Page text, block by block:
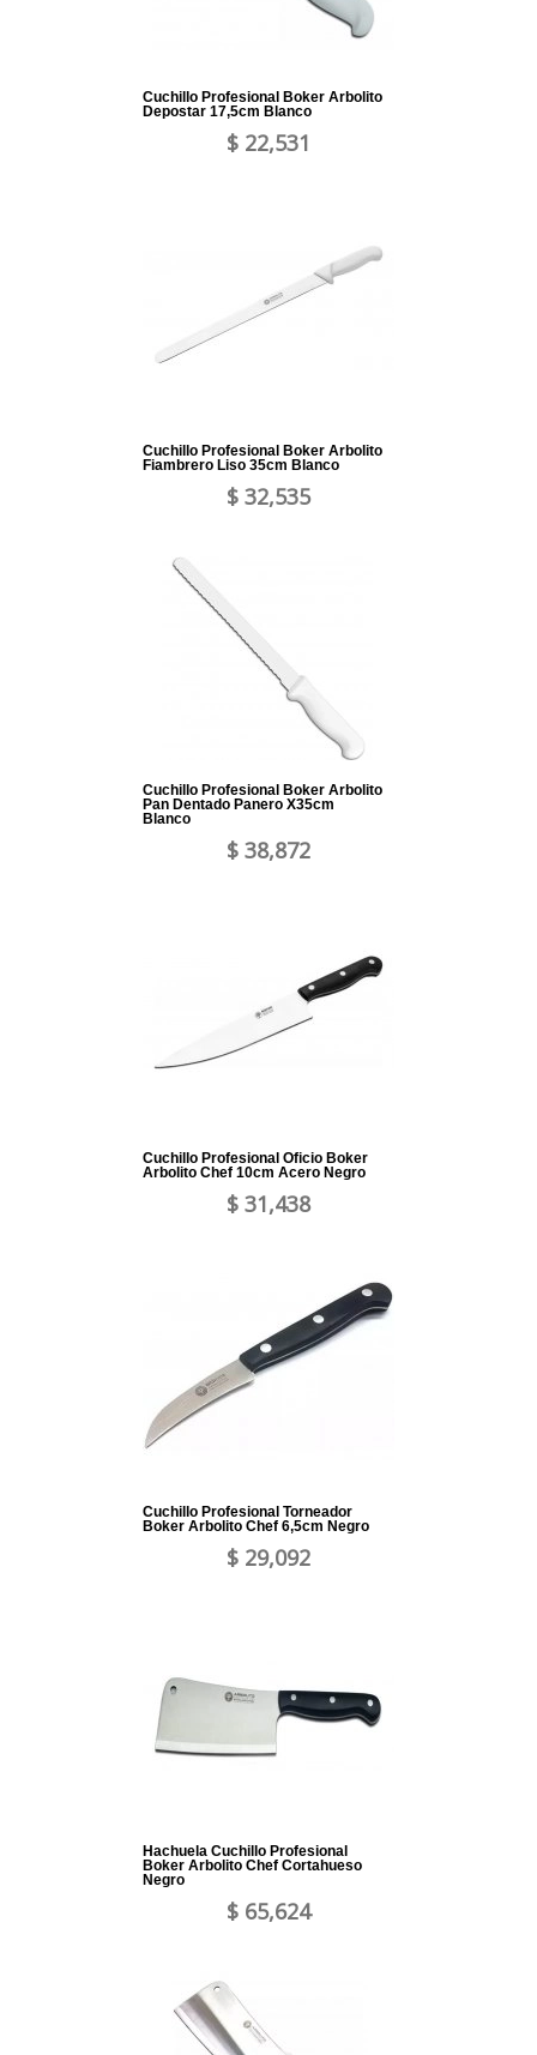
Cuchillo Profesional Boker Arbolito
Depostar 17,5cm Blanco
$ 22,531
Cuchillo Profesional Boker Arbolito
Fiambrero Liso 35cm Blanco
$ 32,535
Cuchillo Profesional Boker Arbolito
Pan Dentado Panero X35cm
Blanco
$ 38,872
Cuchillo Profesional Oficio Boker
Arbolito Chef 10cm Acero Negro
$ 31,438
Cuchillo Profesional Torneador
Boker Arbolito Chef 6,5cm Negro
$ 29,092
Hachuela Cuchillo Profesional
Boker Arbolito Chef Cortahueso
Negro
$ 65,624